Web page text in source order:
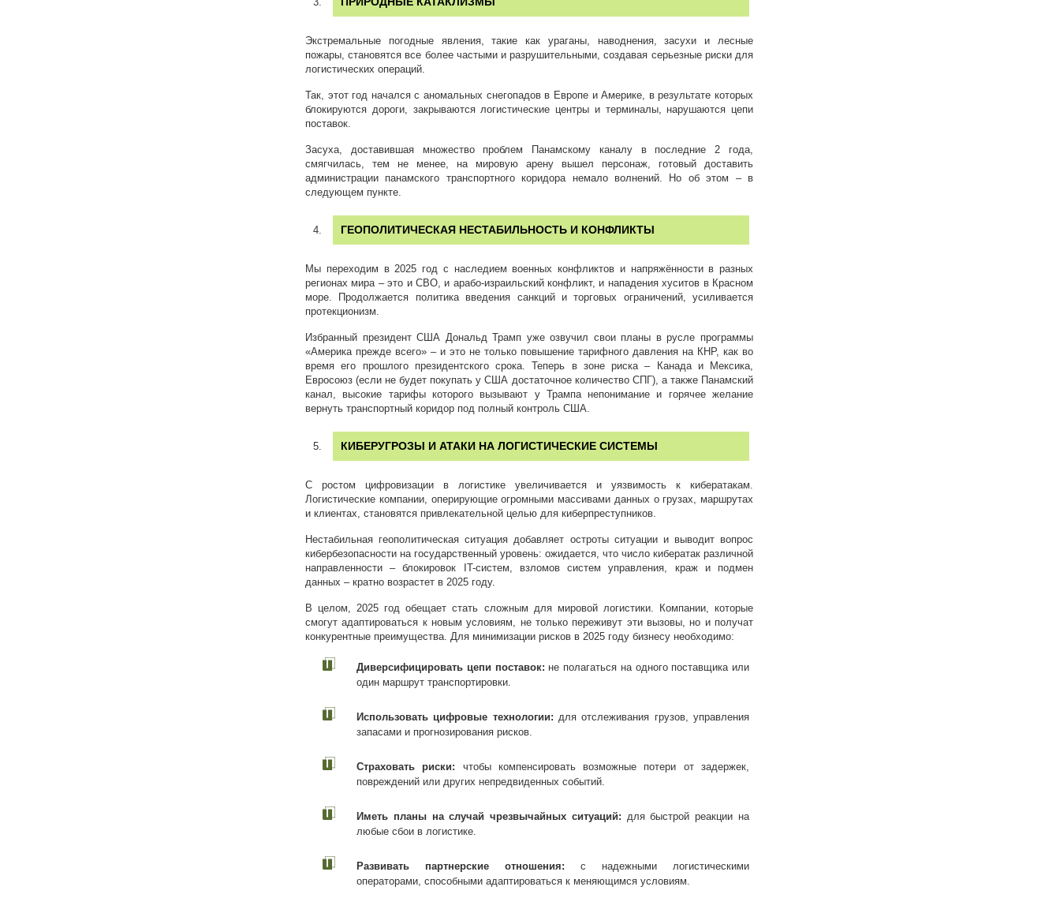
Экстремальные погодные явления, такие как ураганы, наводнения, засухи и лесные
пожары, становятся все более частыми и разрушительными, создавая серьезные риски для
логистических операций.
Так, этот год начался с аномальных снегопадов в Европе и Америке, в результате которых
блокируются дороги, закрываются логистические центры и терминалы, нарушаются цепи
поставок.
Засуха, доставившая множество проблем Панамскому каналу в последние 2 года,
смягчилась, тем не менее, на мировую арену вышел персонаж, готовый доставить
администрации панамского транспортного коридора немало волнений. Но об этом – в
следующем пункте.
ГЕОПОЛИТИЧЕСКАЯ НЕСТАБИЛЬНОСТЬ И КОНФЛИКТЫ
Мы переходим в 2025 год с наследием военных конфликтов и напряжённости в разных
регионах мира – это и СВО, и арабо-израильский конфликт, и нападения хуситов в Красном
море. Продолжается политика введения санкций и торговых ограничений, усиливается
протекционизм.
Избранный президент США Дональд Трамп уже озвучил свои планы в русле программы
«Америка прежде всего» – и это не только повышение тарифного давления на КНР, как во
время его прошлого президентского срока. Теперь в зоне риска – Канада и Мексика,
Евросоюз (если не будет покупать у США достаточное количество СПГ), а также Панамский
канал, высокие тарифы которого вызывают у Трампа непонимание и горячее желание
вернуть транспортный коридор под полный контроль США.
КИБЕРУГРОЗЫ И АТАКИ НА ЛОГИСТИЧЕСКИЕ СИСТЕМЫ
С ростом цифровизации в логистике увеличивается и уязвимость к кибератакам.
Логистические компании, оперирующие огромными массивами данных о грузах, маршрутах
и клиентах, становятся привлекательной целью для киберпреступников.
Нестабильная геополитическая ситуация добавляет остроты ситуации и выводит вопрос
кибербезопасности на государственный уровень: ожидается, что число кибератак различной
направленности – блокировок IT-систем, взломов систем управления, краж и подмен
данных – кратно возрастет в 2025 году.
В целом, 2025 год обещает стать сложным для мировой логистики. Компании, которые
смогут адаптироваться к новым условиям, не только переживут эти вызовы, но и получат
конкурентные преимущества. Для минимизации рисков в 2025 году бизнесу необходимо:
Диверсифицировать цепи поставок: не полагаться на одного поставщика или
один маршрут транспортировки.
Использовать цифровые технологии: для отслеживания грузов, управления
запасами и прогнозирования рисков.
Страховать риски: чтобы компенсировать возможные потери от задержек,
повреждений или других непредвиденных событий.
Иметь планы на случай чрезвычайных ситуаций: для быстрой реакции на
любые сбои в логистике.
Развивать партнерские отношения: с надежными логистическими
операторами, способными адаптироваться к меняющимся условиям.